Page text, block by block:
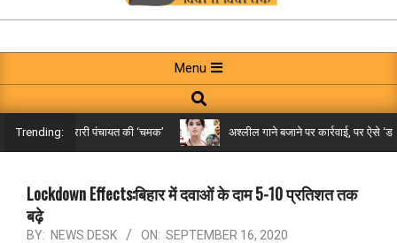
BIHAR
AAPTAK
Navigation
Menu
Menu
Search
Trending:
तक पहुंची गरारी पंचायत की ‘चमक’ अश्लील गाने बजाने पर कार्रवाई, पर ऐसे ‘डबल
Lockdown Effects:बिहार में दवाओं के दाम 5-10 प्रतिशत तक
बढ़े
BY: NEWS DESK ON: SEPTEMBER 16, 2020